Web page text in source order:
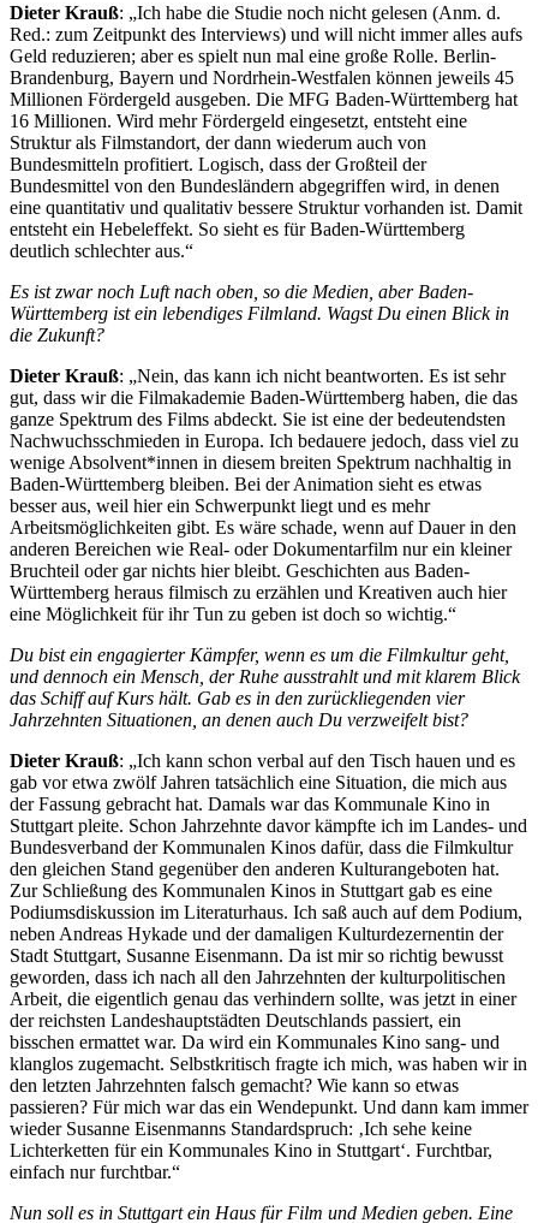
Dieter Krauß: „Ich habe die Studie noch nicht gelesen (Anm. d.
Red.: zum Zeitpunkt des Interviews) und will nicht immer alles aufs
Geld reduzieren; aber es spielt nun mal eine große Rolle. Berlin-
Brandenburg, Bayern und Nordrhein-Westfalen können jeweils 45
Millionen Fördergeld ausgeben. Die MFG Baden-Württemberg hat
16 Millionen. Wird mehr Fördergeld eingesetzt, entsteht eine
Struktur als Filmstandort, der dann wiederum auch von
Bundesmitteln profitiert. Logisch, dass der Großteil der
Bundesmittel von den Bundesländern abgegriffen wird, in denen
eine quantitativ und qualitativ bessere Struktur vorhanden ist. Damit
entsteht ein Hebeleffekt. So sieht es für Baden-Württemberg
deutlich schlechter aus.“
Es ist zwar noch Luft nach oben, so die Medien, aber Baden-
Württemberg ist ein lebendiges Filmland. Wagst Du einen Blick in
die Zukunft?
Dieter Krauß: „Nein, das kann ich nicht beantworten. Es ist sehr
gut, dass wir die Filmakademie Baden-Württemberg haben, die das
ganze Spektrum des Films abdeckt. Sie ist eine der bedeutendsten
Nachwuchsschmieden in Europa. Ich bedauere jedoch, dass viel zu
wenige Absolvent*innen in diesem breiten Spektrum nachhaltig in
Baden-Württemberg bleiben. Bei der Animation sieht es etwas
besser aus, weil hier ein Schwerpunkt liegt und es mehr
Arbeitsmöglichkeiten gibt. Es wäre schade, wenn auf Dauer in den
anderen Bereichen wie Real- oder Dokumentarfilm nur ein kleiner
Bruchteil oder gar nichts hier bleibt. Geschichten aus Baden-
Württemberg heraus filmisch zu erzählen und Kreativen auch hier
eine Möglichkeit für ihr Tun zu geben ist doch so wichtig.“
Du bist ein engagierter Kämpfer, wenn es um die Filmkultur geht,
und dennoch ein Mensch, der Ruhe ausstrahlt und mit klarem Blick
das Schiff auf Kurs hält. Gab es in den zurückliegenden vier
Jahrzehnten Situationen, an denen auch Du verzweifelt bist?
Dieter Krauß: „Ich kann schon verbal auf den Tisch hauen und es
gab vor etwa zwölf Jahren tatsächlich eine Situation, die mich aus
der Fassung gebracht hat. Damals war das Kommunale Kino in
Stuttgart pleite. Schon Jahrzehnte davor kämpfte ich im Landes- und
Bundesverband der Kommunalen Kinos dafür, dass die Filmkultur
den gleichen Stand gegenüber den anderen Kulturangeboten hat.
Zur Schließung des Kommunalen Kinos in Stuttgart gab es eine
Podiumsdiskussion im Literaturhaus. Ich saß auch auf dem Podium,
neben Andreas Hykade und der damaligen Kulturdezernentin der
Stadt Stuttgart, Susanne Eisenmann. Da ist mir so richtig bewusst
geworden, dass ich nach all den Jahrzehnten der kulturpolitischen
Arbeit, die eigentlich genau das verhindern sollte, was jetzt in einer
der reichsten Landeshauptstädten Deutschlands passiert, ein
bisschen ermattet war. Da wird ein Kommunales Kino sang- und
klanglos zugemacht. Selbstkritisch fragte ich mich, was haben wir in
den letzten Jahrzehnten falsch gemacht? Wie kann so etwas
passieren? Für mich war das ein Wendepunkt. Und dann kam immer
wieder Susanne Eisenmanns Standardspruch: ‚Ich sehe keine
Lichterketten für ein Kommunales Kino in Stuttgart‘. Furchtbar,
einfach nur furchtbar.“
Nun soll es in Stuttgart ein Haus für Film und Medien geben. Eine